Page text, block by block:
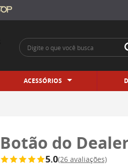
ACESSÓRIOS
Botão do
5.0(26 avaliações)